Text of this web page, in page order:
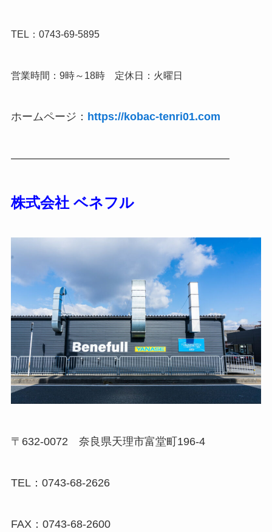
TEL：0743-69-5895
営業時間：9時～18時 定休日：火曜日
ホームページ： https://kobac-tenri01.com
————————————————————
株式会社 ベネフル
〒632-0072 奈良県天理市富堂町196-4
TEL：0743-68-2626
FAX：0743-68-2600